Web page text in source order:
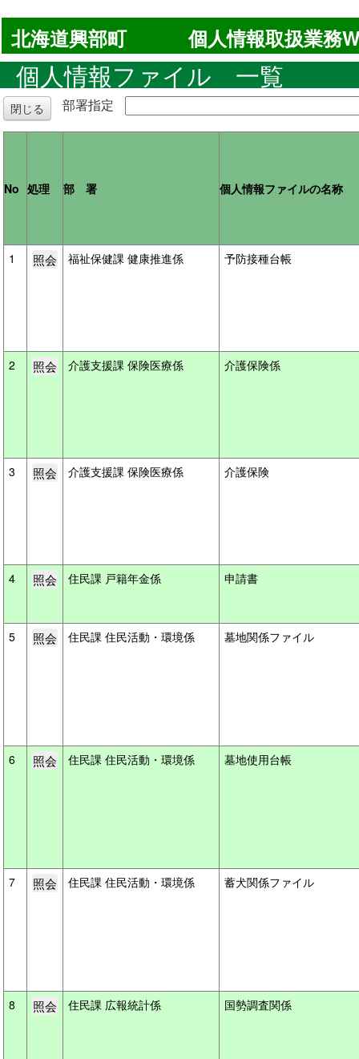
北海道興部町 個人情報取扱業務
個人情報ファイル 一覧
閉じる 部署指定
No 処理 部 署 個人情報ファイルの名称
1 福祉保健課 健康推進係 予防接種台帳
2 介護支援課 保険医療係 介護保険係
3 介護支援課 保険医療係 介護保険
4 住民課 戸籍年金係 申請書
5 住民課 住民活動・環境係 墓地関係ファイル
6 住民課 住民活動・環境係 墓地使用台帳
7 住民課 住民活動・環境係 蓄犬関係ファイル
8 住民課 広報統計係 国勢調査関係